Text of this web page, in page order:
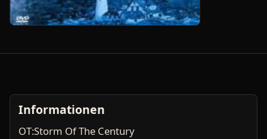
Informationen
OT:Storm Of The Century